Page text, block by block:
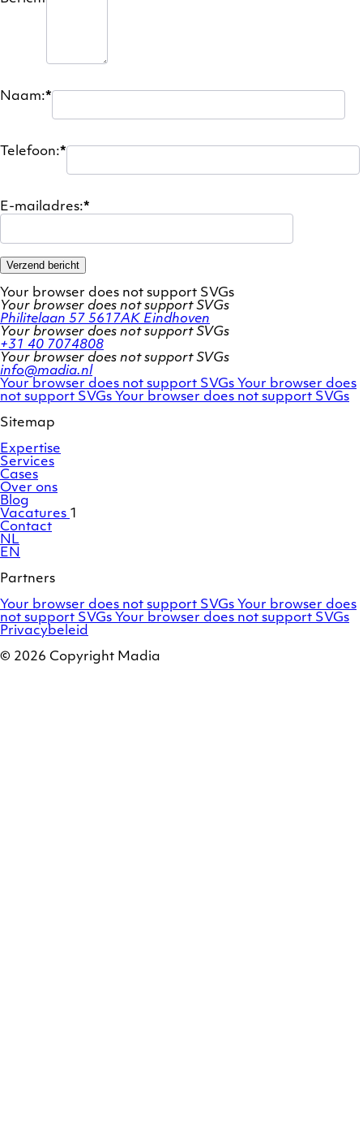
Naam:*
Telefoon:*
E-mailadres:*
Verzend bericht
Your browser does not support SVGs
Your browser does not support SVGs
Philitelaan 57 5617AK Eindhoven
Your browser does not support SVGs
+31 40 7074808
Your browser does not support SVGs
info@madia.nl
Twitter
account
Your browser does not support SVGs LinkedIn
profile
Your browser does
not support SVGs Facebook
Your browser does not support SVGs
Sitemap
Expertise
Services
Cases
Over ons
Blog
Vacatures 1
Contact
NL
EN
Partners
Adobe
Commerce
/
Your browser does not support SVGs OroCommerce
Your browser does
not support SVGs Marello
Your browser does not support SVGs
Privacybeleid
© 2026 Copyright Madia